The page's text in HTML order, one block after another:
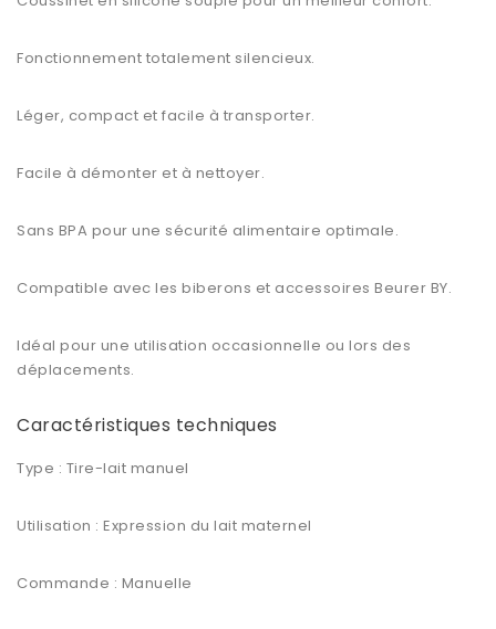
Fonctionnement totalement silencieux.
Léger, compact et facile à transporter.
Facile à démonter et à nettoyer.
Sans BPA pour une sécurité alimentaire optimale.
Compatible avec les biberons et accessoires Beurer BY.
Idéal pour une utilisation occasionnelle ou lors des
déplacements.
Caractéristiques techniques
Type : Tire-lait manuel
Utilisation : Expression du lait maternel
Commande : Manuelle